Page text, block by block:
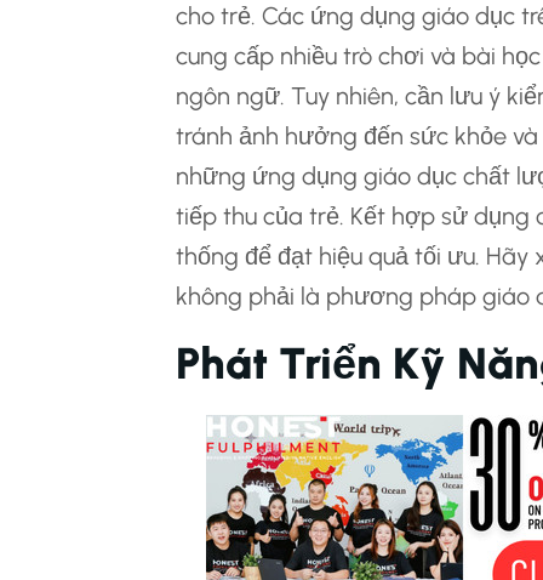
cho trẻ. Các ứng dụng giáo dục
cung cấp nhiều trò chơi và bài
ngôn ngữ. Tuy nhiên, cần lưu ý
tránh ảnh hưởng đến sức khỏe
những ứng dụng giáo dục chất
tiếp thu của trẻ. Kết hợp sử dụng
thống để đạt hiệu quả tối ưu.
không phải là phương pháp giáo
Phát Triển Kỹ